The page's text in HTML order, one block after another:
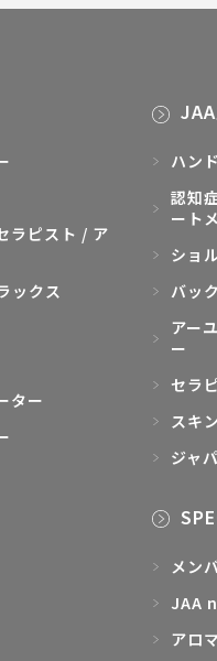
ラピスト / ア
ックス
ター
ハン
認知
ート
ショ
バッ
アー
ー
セラ
スキ
ジャ
メン
JAA
アロ